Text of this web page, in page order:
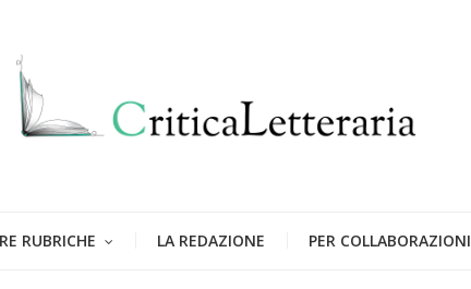
RUBRICHE LA REDAZIONE PER COLLABORAZIONI